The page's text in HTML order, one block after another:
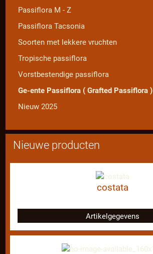
Passiflora M - Z
Passiflora Tacsonia
Soorten met lekkere vruchten
Tropische passiflora
Vorstbestendige passiflora
Ge-ente Passiflora ( Grafted Passiflora )
Nieuw 2025
Nieuwe producten
costata
Artikelgegevens